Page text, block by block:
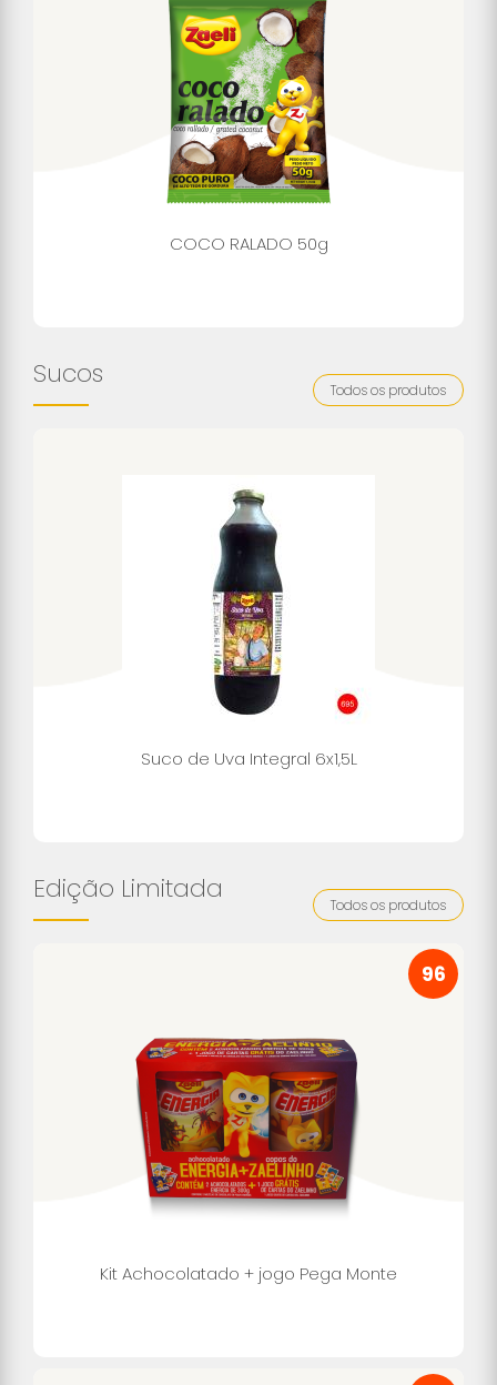
COCO RALADO 50g
Sucos Todos os produtos
Suco de Uva Integral 6x1,5L
Edição Limitada Todos os produtos
96
Kit Achocolatado + jogo Pega Monte